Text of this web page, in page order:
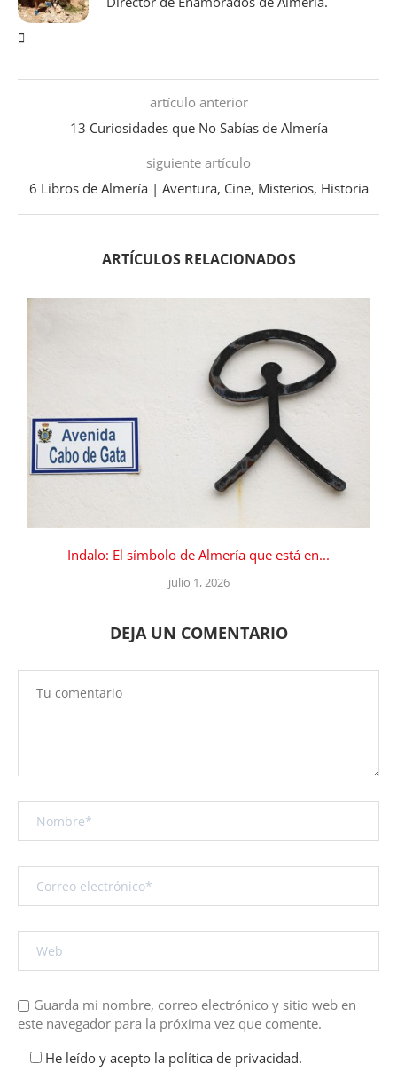
artículo anterior
13 Curiosidades que No Sabías de Almería
siguiente artículo
6 Libros de Almería | Aventura, Cine, Misterios, Historia
ARTÍCULOS RELACIONADOS
Indalo: El símbolo de Almería que está en...
julio 1, 2026
DEJA UN COMENTARIO
Guarda mi nombre, correo electrónico y sitio web en
este navegador para la próxima vez que comente.
He leído y acepto la política de privacidad.